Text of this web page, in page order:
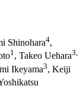
Shinohara4,
1, Takeo Uehara3,
Ikeyama3, Keiji